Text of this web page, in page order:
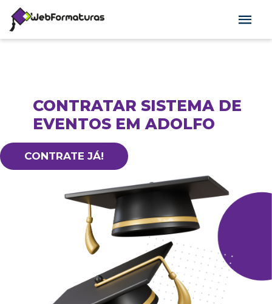
CONTRATAR SISTEMA DE
EVENTOS EM ADOLFO
CONTRATE JÁ!